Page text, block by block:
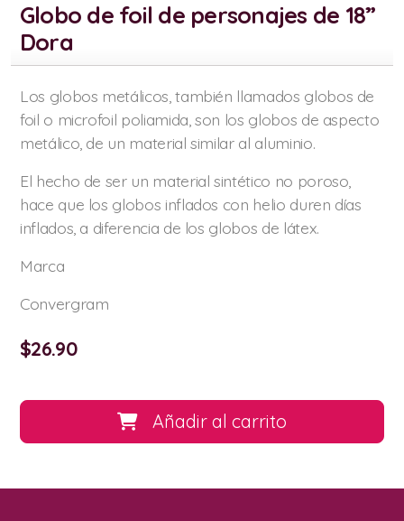
Globo de foil de personajes de 18”
Dora
Los globos metálicos, también llamados globos de
foil o microfoil poliamida, son los globos de aspecto
metálico, de un material similar al aluminio.
El hecho de ser un material sintético no poroso,
hace que los globos inflados con helio duren días
inflados, a diferencia de los globos de látex.
Marca
Convergram
$26.90
Añadir al carrito